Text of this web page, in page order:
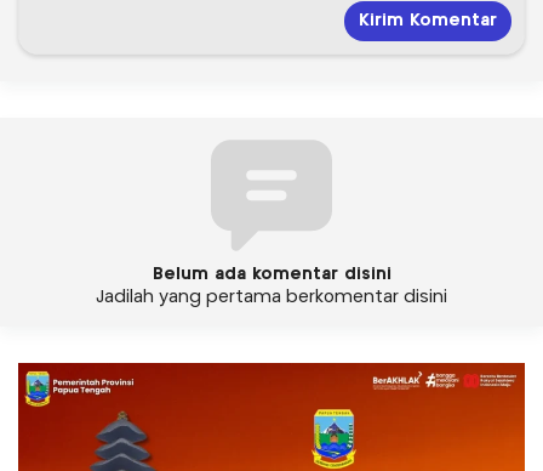
Belum ada komentar disini
Jadilah yang pertama berkomentar disini